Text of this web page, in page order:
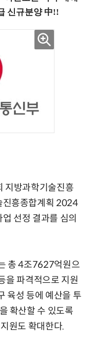
지방과학기술진흥
진흥종합계획 2024
선정 결과를 심의
총 4조7627억원으
을 파격적으로 지원
육성 등에 예산을 투
확산할 수 있도록
원도 확대한다.